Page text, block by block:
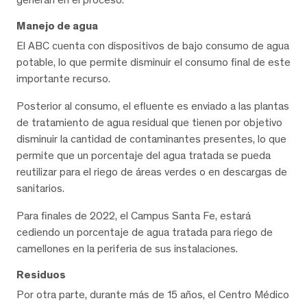
Manejo de agua
El ABC cuenta con dispositivos de bajo consumo de agua
potable, lo que permite disminuir el consumo final de este
importante recurso.
Posterior al consumo, el efluente es enviado a las plantas
de tratamiento de agua residual que tienen por objetivo
disminuir la cantidad de contaminantes presentes, lo que
permite que un porcentaje del agua tratada se pueda
reutilizar para el riego de áreas verdes o en descargas de
sanitarios.
Para finales de 2022, el Campus Santa Fe, estará
cediendo un porcentaje de agua tratada para riego de
camellones en la periferia de sus instalaciones.
Residuos
Por otra parte, durante más de 15 años, el Centro Médico